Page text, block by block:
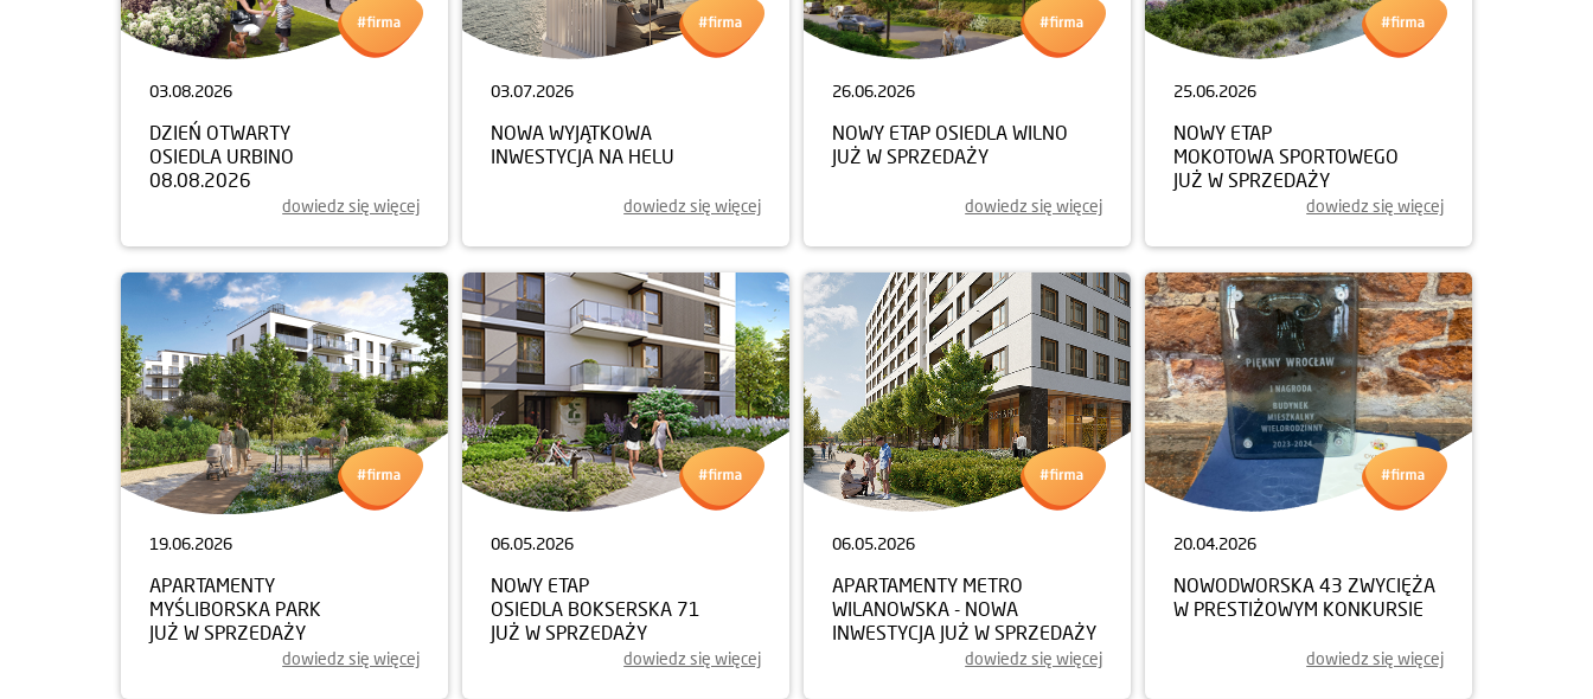
03.08.2026
DZIEŃ OTWARTY
OSIEDLA URBINO
08.08.2026
dowiedz się więcej
03.07.2026
NOWA WYJĄTKOWA
INWESTYCJA NA HELU
dowiedz się więcej
26.06.2026
NOWY ETAP OSIEDLA WILNO
JUŻ W SPRZEDAŻY
dowiedz się więcej
25.06.2026
NOWY ETAP
MOKOTOWA SPORTOWEGO
JUŻ W SPRZEDAŻY
dowiedz się więcej
19.06.2026
APARTAMENTY
MYŚLIBORSKA PARK
JUŻ W SPRZEDAŻY
dowiedz się więcej
06.05.2026
NOWY ETAP
OSIEDLA BOKSERSKA 71
JUŻ W SPRZEDAŻY
dowiedz się więcej
06.05.2026
APARTAMENTY METRO
WILANOWSKA - NOWA
INWESTYCJA JUŻ W SPRZEDAŻY
dowiedz się więcej
20.04.2026
NOWODWORSKA 43 ZWYCIĘŻA
W PRESTIŻOWYM KONKURSIE
dowiedz się więcej